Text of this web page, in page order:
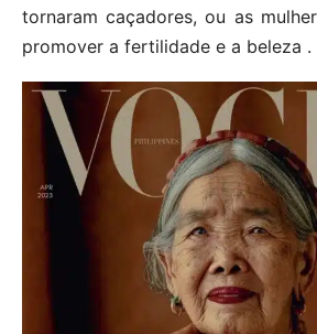
tornaram caçadores, ou as
promover a fertilidade e a beleza .